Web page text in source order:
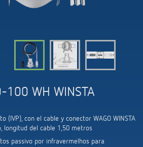
WH WINSTA
(IVP), con el cable y conector WAGO WINSTA
longitud del cable 1,50 metros
passivo por infravermelhos para